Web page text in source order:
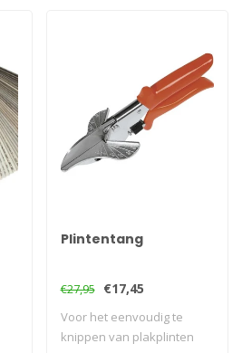
Plintentang
€27,95 €17,45
Voor het eenvoudig te
knippen van plakplinten